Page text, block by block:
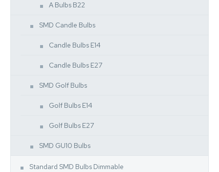
A Bulbs B22
SMD Candle Bulbs
Candle Bulbs E14
Candle Bulbs E27
SMD Golf Bulbs
Golf Bulbs E14
Golf Bulbs E27
SMD GU10 Bulbs
Standard SMD Bulbs Dimmable